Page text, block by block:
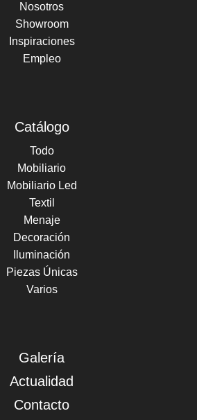
Nosotros
Showroom
Inspiraciones
Empleo
Catálogo
Todo
Mobiliario
Mobiliario Led
Textil
Menaje
Decoración
Iluminación
Piezas Únicas
Varios
Galería
Actualidad
Contacto